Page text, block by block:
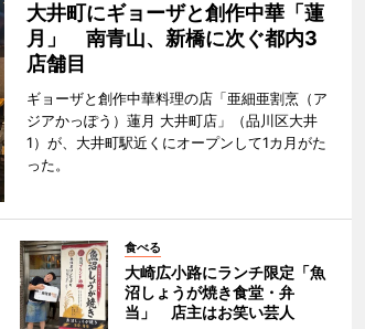
大井町にギョーザと創作中華「蓮
月」 南青山、新橋に次ぐ都内3
店舗目
ギョーザと創作中華料理の店「亜細亜割烹（ア
ジアかっぽう）蓮月 大井町店」（品川区大井
1）が、大井町駅近くにオープンして1カ月がた
った。
食べる
大崎広小路にランチ限定「魚
沼しょうが焼き食堂・弁
当」 店主はお笑い芸人